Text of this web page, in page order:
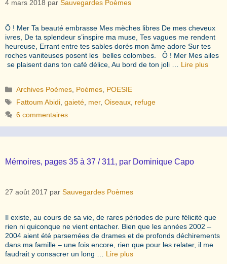
4 mars 2018 par Sauvegardes Poèmes
Ô ! Mer Ta beauté embrasse Mes mèches libres De mes cheveux
ivres, De ta splendeur s’inspire ma muse, Tes vagues me rendent
heureuse, Errant entre tes sables dorés mon âme adore Sur tes
roches vaniteuses posent les belles colombes. Ô ! Mer Mes ailes
se plaisent dans ton café délice, Au bord de ton joli … Lire plus
Catégories
Archives Poèmes Poèmes POESIE
Étiquettes
Fattoum Abidi ,gaieté mer,Oiseaux refuge
6 commentaires
Mémoires, pages 35 à 37 / 311, par Dominique Capo
27 août 2017 par Sauvegardes Poèmes
Il existe, au cours de sa vie, de rares périodes de pure félicité que
rien ni quiconque ne vient entacher. Bien que les années 2002 –
2004 aient été parsemées de drames et de profonds déchirements
dans ma famille – une fois encore, rien que pour les relater, il me
faudrait y consacrer un long … Lire plus